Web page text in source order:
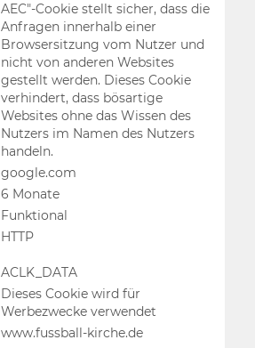
AEC"-Cookie stellt sicher, dass die
Anfragen innerhalb einer
Browsersitzung vom Nutzer und
nicht von anderen Websites
gestellt werden. Dieses Cookie
verhindert, dass bösartige
Websites ohne das Wissen des
Nutzers im Namen des Nutzers
handeln.
google.com
6 Monate
Funktional
HTTP
ACLK_DATA
Dieses Cookie wird für
Werbezwecke verwendet
www.fussball-kirche.de